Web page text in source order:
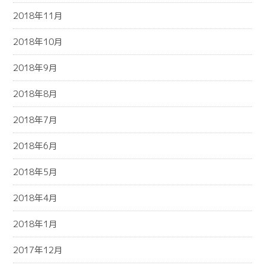
2018年11月
2018年10月
2018年9月
2018年8月
2018年7月
2018年6月
2018年5月
2018年4月
2018年1月
2017年12月